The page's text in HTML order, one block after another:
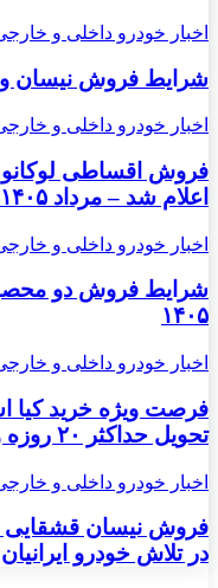
اخبار خودرو داخلی و
شرایط فروش نیسان
اخبار خودرو داخلی و
اعلام شد – مرداد ۱۴۰۵
اخبار خودرو داخلی و
شرایط فروش دو
۱۴۰۵
اخبار خودرو داخلی و
تحویل حداکثر ۲۰ روزه و قیمت قطعی
اخبار خودرو داخلی و
فروش نیسان قشقایی
در تلاش خودرو ایرانیان